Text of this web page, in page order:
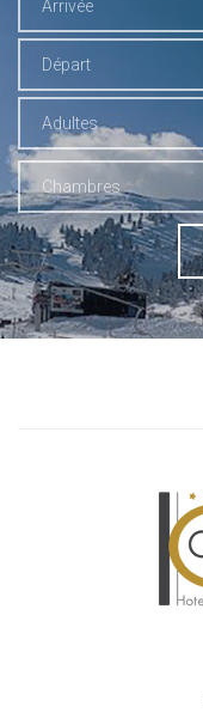
Adultes
Chambres